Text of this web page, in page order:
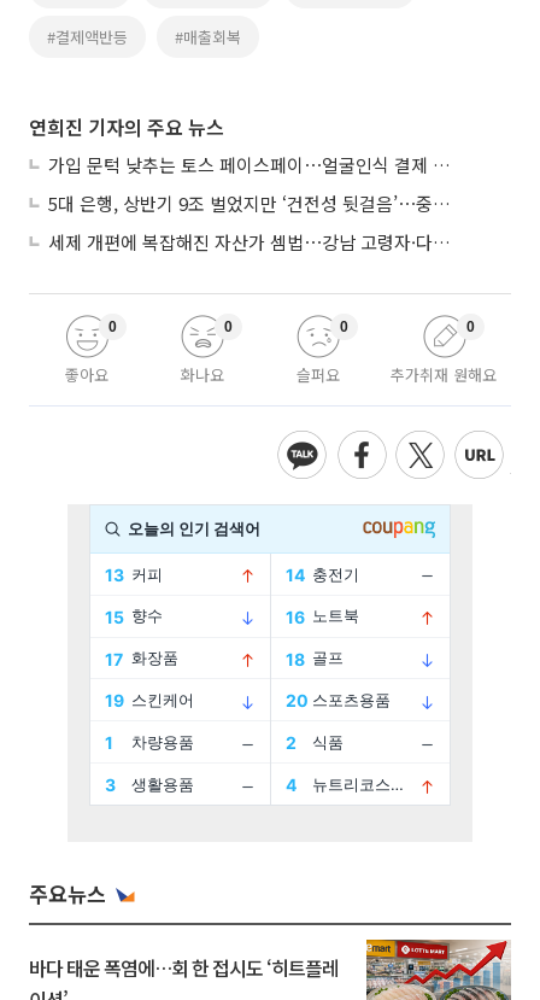
#결제액반등 #매출회복
연희진 기자의 주요 뉴스
가입 문턱 낮추는 토스 페이스페이⋯얼굴인식 결제 확산 속도낸다
5대 은행, 상반기 9조 벌었지만 ‘건전성 뒷걸음’⋯중기대출 문턱 높아지나
세제 개편에 복잡해진 자산가 셈법⋯강남 고령자·다주택자 ‘자산재편 고심’
좋아요
0
화나요
0
슬퍼요
0
추가취재 원해요
0
주요뉴스
바다 태운 폭염에…회 한 접시도 ‘히트플레